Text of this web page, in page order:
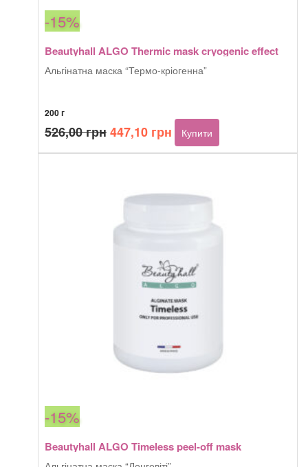
-15%
Beautyhall ALGO Thermic mask cryogenic effect
Альгінатна маска “Термо-кріогенна”
200 г
526,00грн Оригінальна
ціна:
447,10 грнПоточна
ціна:
Купити
-15%
Beautyhall ALGO Timeless peel-off mask